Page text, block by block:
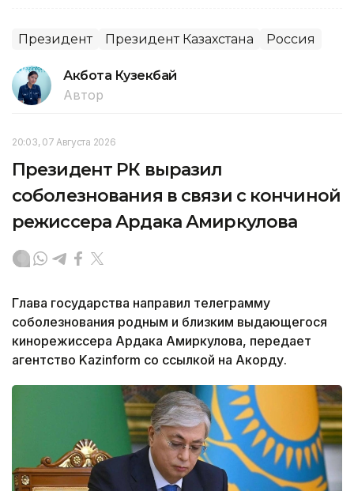
Президент Президент Казахстана Россия
Акбота Кузекбай
Автор
20:03, 07 Августа 2026
Президент РК выразил
соболезнования в связи с кончиной
режиссера Ардака Амиркулова
Глава государства направил телеграмму
соболезнования родным и близким выдающегося
кинорежиссера Ардака Амиркулова, передает
агентство Kazinform со ссылкой на Акорду.